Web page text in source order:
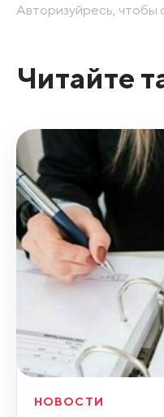
Авторизуйресь, чтобы
Читайте
НОВОСТИ